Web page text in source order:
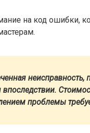
на код ошибки,
неисправность,
проблемы